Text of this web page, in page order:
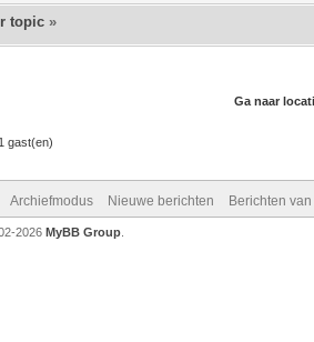
topic »
Ga naar
gast(en)
Archiefmodus Nieuwe berichten Berichten
2026 MyBB Group